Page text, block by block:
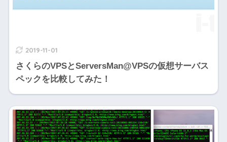
2019-11-01
さくらのVPSとServersMan@VPSの仮想サーバス
ペックを比較してみた！